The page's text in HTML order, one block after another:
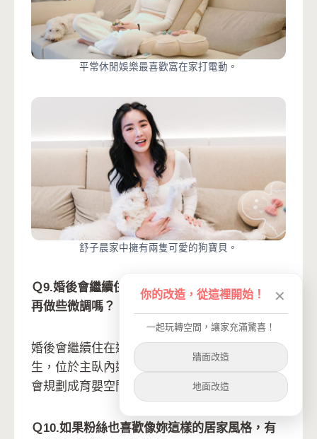
平常休閒娛樂最喜歡窩在家打電動。
舒子晨家中擁有兩隻可愛的狗寶貝。
Ｑ9.婚後會繼續住在這邊嗎？會因應將來的生活
再做些微調嗎？
婚後會繼續住在這裡，因應將來會有小BABY出
生，位於主臥內還有一處小小的閒置空間，也許
會規劃成育嬰空間或小孩房。
Ｑ10.如果粉絲也喜歡像妳這樣的居家風格，有
你的改造，從這裡開始！ ✕
一起玩轉空間，讓家充滿驚喜！
牆面改造
地面改造